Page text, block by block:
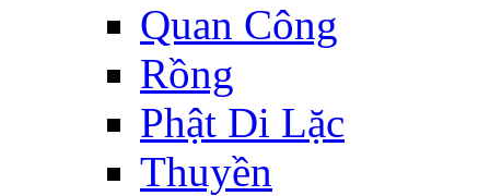
Quan Công
Rồng
Phật Di Lặc
Thuyền